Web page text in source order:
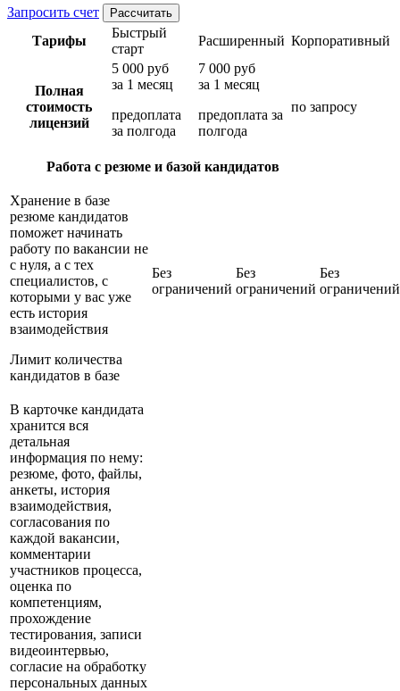
Запросить счет Рассчитать
Тарифы
Быстрый
старт
Расширенный Корпоративный
Полная
стоимость
лицензий
5 000 руб
за 1 месяц
предоплата
за полгода
7 000 руб
за 1 месяц
предоплата за
полгода
по запросу
Работа с резюме и базой кандидатов
Хранение в базе
резюме кандидатов
поможет начинать
работу по вакансии не
с нуля, а с тех
специалистов, с
которыми у вас уже
есть история
взаимодействия
Лимит количества
кандидатов в базе
Без
ограничений
Без
ограничений
Без
ограничений
В карточке кандидата
хранится вся
детальная
информация по нему:
резюме, фото, файлы,
анкеты, история
взаимодействия,
согласования по
каждой вакансии,
комментарии
участников процесса,
оценка по
компетенциям,
прохождение
тестирования, записи
видеоинтервью,
согласие на обработку
персональных данных